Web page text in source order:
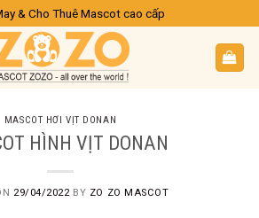
& Cho Thuê Mascot cao cấp
MASCOT HƠI VỊT DONAN
HÌNH VỊT DONAN
29/04/2022 BY ZO ZO MASCOT